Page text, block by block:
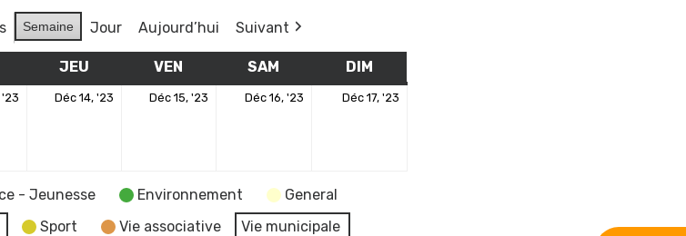
Semaine Jour Aujourd’hui Suivant
MERCREDIJEU VEN VENDREDISAM DIM
'23 Déc 14, '23 Déc 15, '23 Déc 16, '23 Déc 17, '23
- Jeunesse Environnement
General
Sport Vie associative
Vie municipale